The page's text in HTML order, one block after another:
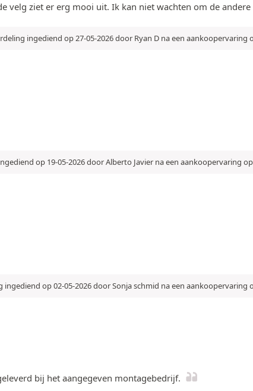
velg ziet er erg mooi uit. Ik kan niet wachten om de andere
ingediend op 27-05-2026 door Ryan D na een aankoopervaring
op 19-05-2026 door Alberto Javier na een aankoopervaring op
op 02-05-2026 door Sonja schmid na een aankoopervaring
bij het aangegeven montagebedrijf.